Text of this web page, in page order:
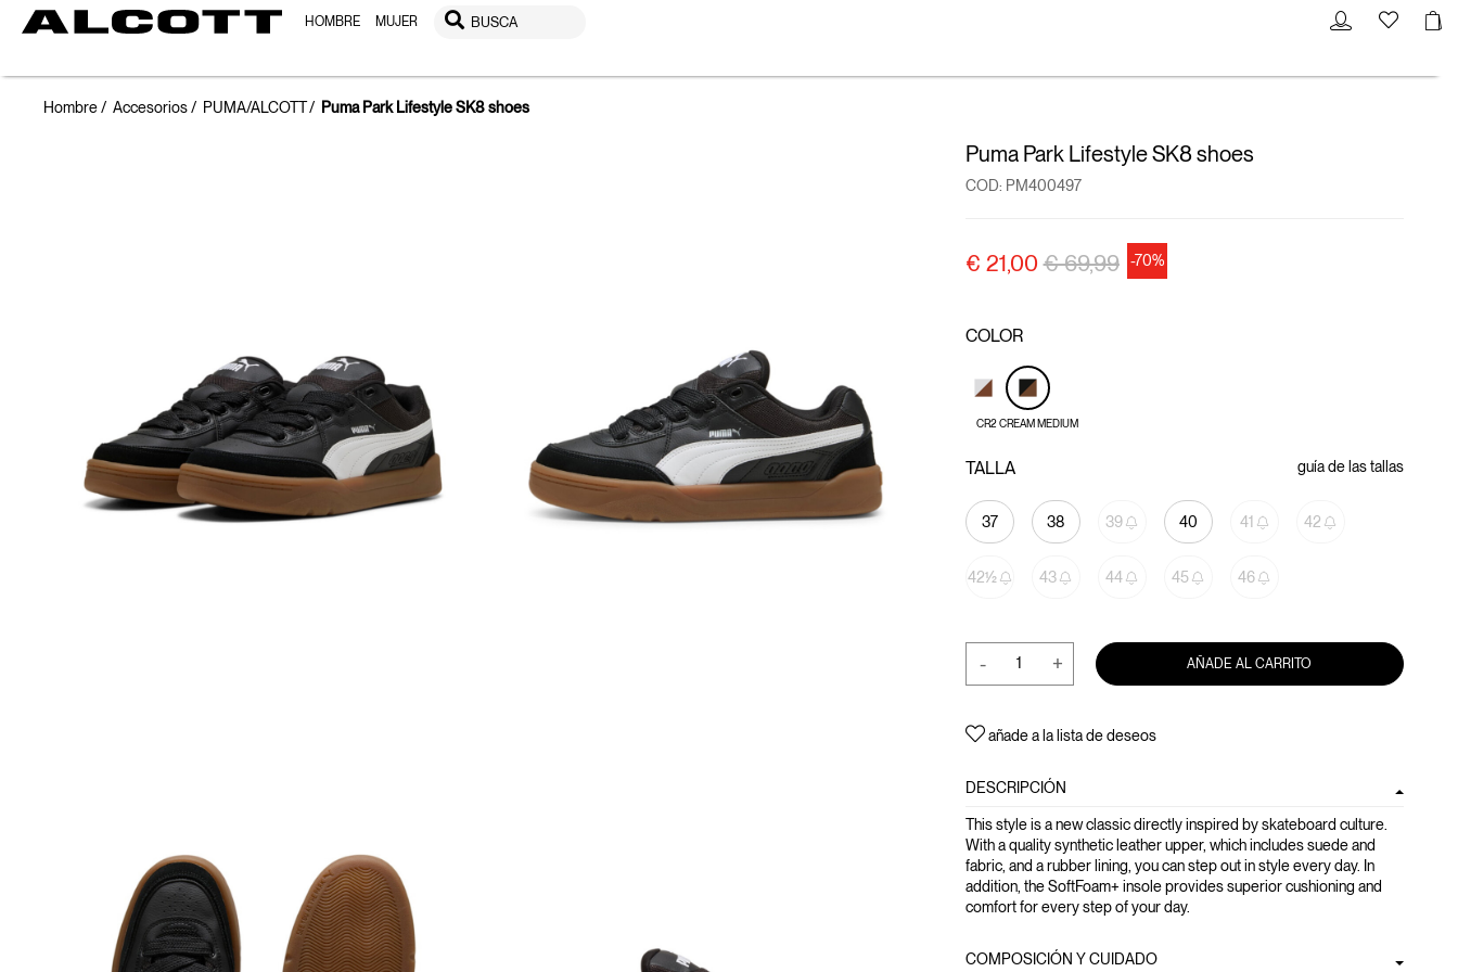
HOMBRE MUJER BUSCA
Hombre Accesorios PUMA/ALCOTT Puma Park Lifestyle SK8 shoes
Puma Park Lifestyle SK8 shoes
COD: PM400497
€ 21,00precio rebajado desde
€ 69,99a -70%
COLOR
CR2 CREAM MEDIUM
TALLA
37 38 39 40 41 42
42½ 43 44 45 46
guía de las tallas
- + AÑADE AL CARRITO
añade a la lista de deseos
DESCRIPCIÓN
This style is a new classic directly inspired by skateboard culture.
With a quality synthetic leather upper, which includes suede and
fabric, and a rubber lining, you can step out in style every day. In
addition, the SoftFoam+ insole provides superior cushioning and
comfort for every step of your day.
COMPOSICIÓN Y CUIDADO